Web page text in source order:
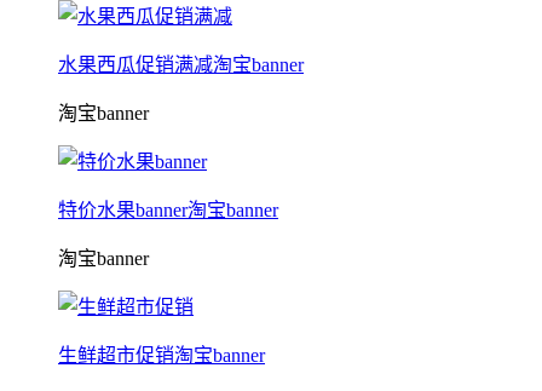
水果西瓜促销满减淘宝banner
淘宝banner
特价水果banner淘宝banner
淘宝banner
生鲜超市促销淘宝banner